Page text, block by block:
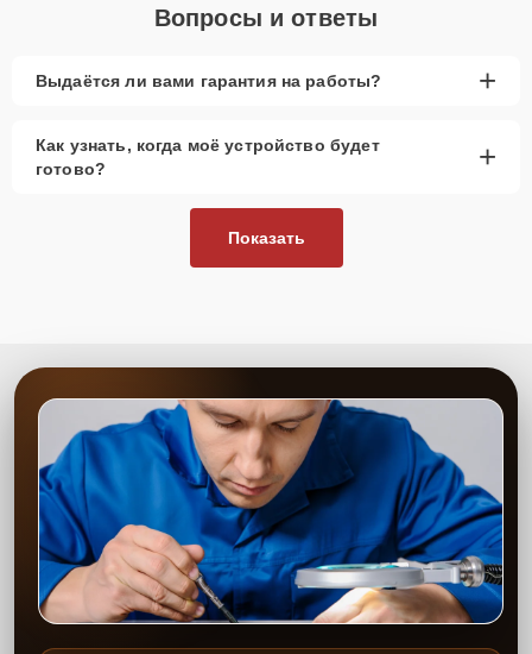
Вопросы и ответы
Выдаётся ли вами гарантия на работы? +
Как узнать, когда моё устройство будет
готово?
+
Показать